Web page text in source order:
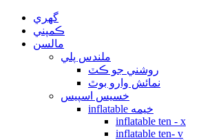
گهري
ڪمپني
مالسن
ملندس پلي
روشني جو ڪٽ
نمائش وارو بوٿ
خسيس اسپيس
inflatable خيمه
inflatable ten - x
inflatable ten- v